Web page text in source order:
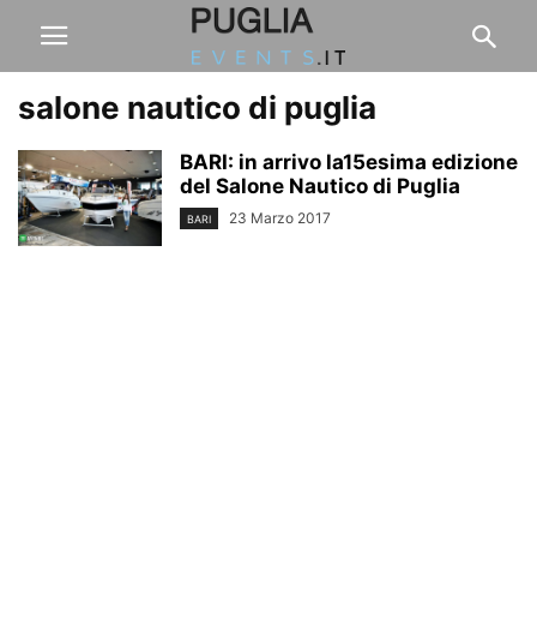
salone nautico di puglia
BARI: in arrivo la15esima edizione
del Salone Nautico di Puglia
BARI 23 Marzo 2017